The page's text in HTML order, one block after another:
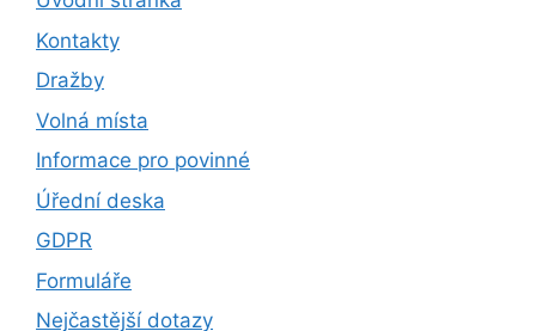
Kontakty
Dražby
Volná místa
Informace pro povinné
Úřední deska
GDPR
Formuláře
Nejčastější dotazy